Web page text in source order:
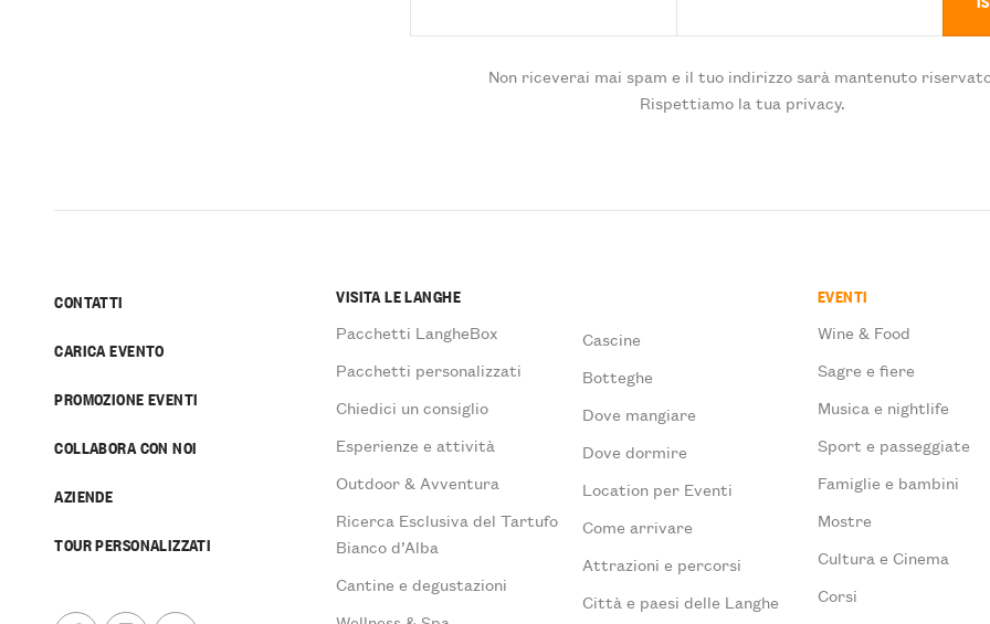
Non riceverai mai spam e il tuo indirizzo sarà mantenuto
Rispettiamo la tua privacy.
CONTATTI
CARICA EVENTO
PROMOZIONE EVENTI
COLLABORA CON NOI
AZIENDE
TOUR PERSONALIZZATI
VISITA LE LANGHE
Pacchetti LangheBox
Pacchetti personalizzati
Chiedici un consiglio
Esperienze e attività
Outdoor & Avventura
Ricerca Esclusiva del Tartufo
Bianco d’Alba
Cantine e degustazioni
Cascine
Botteghe
Dove mangiare
Dove dormire
Location per Eventi
Come arrivare
Attrazioni e percorsi
Città e paesi delle Langhe
EVENTI
Wine & Food
Sagre e fiere
Musica e nightlife
Sport e passeggiate
Famiglie e bambini
Mostre
Cultura e Cinema
Corsi